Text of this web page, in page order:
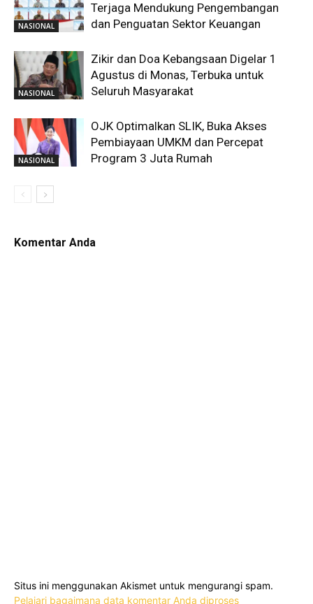
NASIONAL
Terjaga Mendukung Pengembangan
dan Penguatan Sektor Keuangan
NASIONAL
Zikir dan Doa Kebangsaan Digelar 1
Agustus di Monas, Terbuka untuk
Seluruh Masyarakat
NASIONAL
OJK Optimalkan SLIK, Buka Akses
Pembiayaan UMKM dan Percepat
Program 3 Juta Rumah
Komentar Anda
Situs ini menggunakan Akismet untuk mengurangi spam.
Pelajari bagaimana data komentar Anda diproses